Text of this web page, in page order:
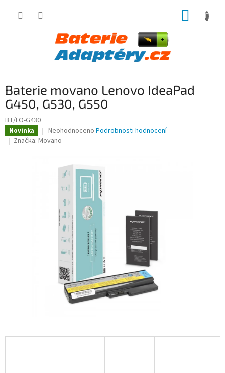
Baterie movano Lenovo IdeaPad
G450, G530, G550
BT/LO-G430
Novinka
Průměrné
hodnocení
hvězdiček.
Neohodnoceno Podrobnosti hodnocení
Značka: Movano